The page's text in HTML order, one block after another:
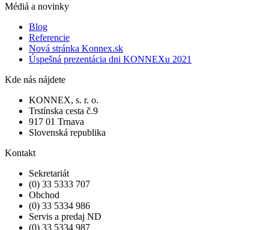
Médiá a novinky
Blog
Referencie
Nová stránka Konnex.sk
Úspešná prezentácia dni KONNEXu 2021
Kde nás nájdete
KONNEX, s. r. o.
Trstínska cesta č.9
917 01 Trnava
Slovenská republika
Kontakt
Sekretariát
(0) 33 5333 707
Obchod
(0) 33 5334 986
Servis a predaj ND
(0) 33 5334 987